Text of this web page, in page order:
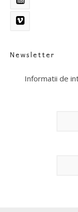
Newsletter
Informatii de